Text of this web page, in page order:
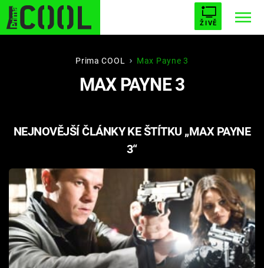
ŽIVĚ
STARHOUSE BUFFY, PŘEMOŽITELKA UPÍRŮ
PLNEJ KOTEL AVENGERS 5
Filmy
Seriály
Hry
Prima COOL Max Payne 3
MAX PAYNE 3
NEJNOVĚJŠÍ ČLÁNKY KE ŠTÍTKU „MAX PAYNE
3“